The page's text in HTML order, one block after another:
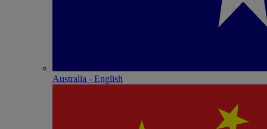
Australia - English